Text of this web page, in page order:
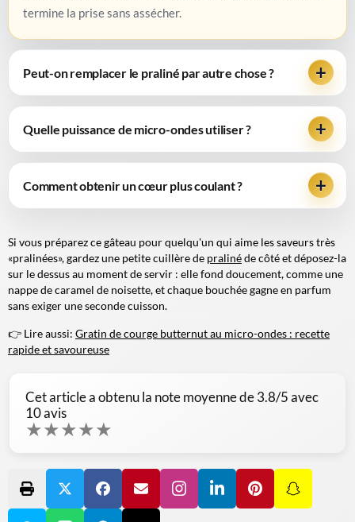
termine la prise sans assécher.
Peut-on remplacer le praliné par autre chose ?
Quelle puissance de micro-ondes utiliser ?
Comment obtenir un cœur plus coulant ?
Si vous préparez ce gâteau pour quelqu'un qui aime les saveurs très
«pralinées», gardez une petite cuillère de pralinéde côté et déposez-la
sur le dessus au moment de servir : elle fond doucement, comme une
nappe de caramel de noisette, et chaque bouchée gagne en parfum
sans exiger une seconde cuisson.
👉 Lire aussi: Gratin de courge butternut au micro-ondes : recette
rapide et savoureuse
Cet article a obtenu la note moyenne de3.8/5 avec
10avis
★★★★★